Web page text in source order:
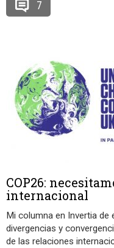
7
COP26:
internacional
Mi columna en Invertia de
divergencias y
de las relaciones